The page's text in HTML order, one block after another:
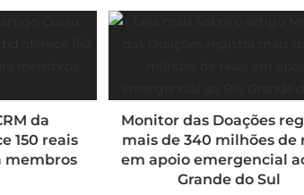
da
150 reais
membros
Monitor das Doações
mais de 340 milhões de
em apoio emergencial
Grande do Sul